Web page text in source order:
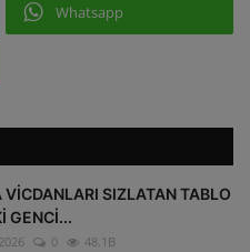
Whatsapp
VİCDANLARI SIZLATAN TABLO
GENCİ...
0 48.1B